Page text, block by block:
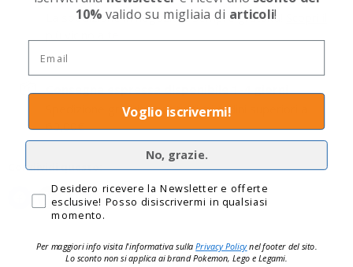
La spedizione in negozio è sempre gratuita!
Consegna espressa disponibile 1-4 giorni
Spedizione gratuita per tutti gli ordini superiori a
60,00€
Condividi questo:
10% valido su migliaia di articoli!
Voglio iscrivermi!
No, grazie.
Privacy
Desidero ricevere la Newsletter e offerte
esclusive! Posso disiscrivermi in qualsiasi
momento.
Per maggiori info visita l'informativa sullaPrivacy Policynel footer del sito.
Lo sconto non si applica ai brandPokemon, Lego e Legami.